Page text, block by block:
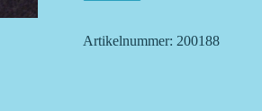
Artikelnummer: 200188